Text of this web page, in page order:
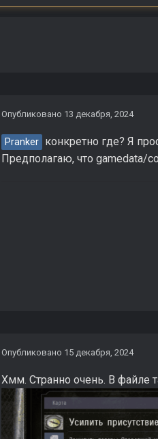
Опубликовано 13 декабря, 2024
Pranker конкретно где? Я
Предполагаю, что gamedata/
Опубликовано 15 декабря, 2024
Хмм. Странно очень. В файле